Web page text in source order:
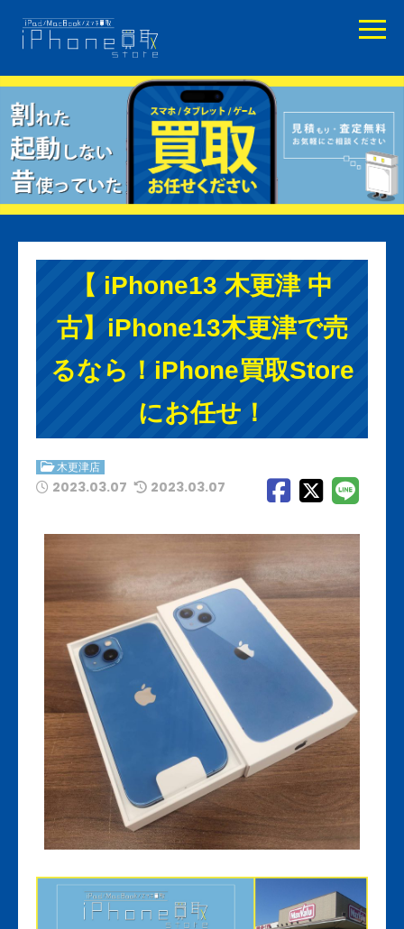
【 iPhone13 木更津 中
古】iPhone13木更津で売
るなら！iPhone買取Store
にお任せ！
木更津店
2023.03.07 2023.03.07